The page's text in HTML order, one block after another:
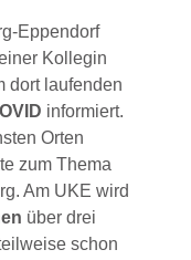
Eppendorf
Kollegin
dort laufenden
informiert.
Orten
zum Thema
Am UKE wird
über drei
schon